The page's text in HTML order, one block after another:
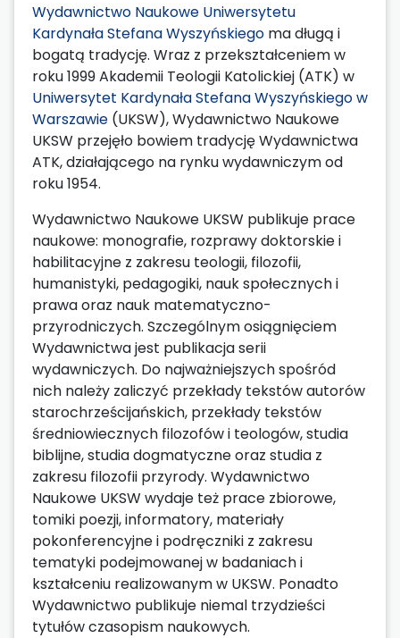
Wydawnictwo Naukowe Uniwersytetu
Kardynała Stefana Wyszyńskiego ma długą i
bogatą tradycję. Wraz z przekształceniem w
roku 1999 Akademii Teologii Katolickiej (ATK) w
Uniwersytet Kardynała Stefana Wyszyńskiego w
Warszawie (UKSW), Wydawnictwo Naukowe
UKSW przejęło bowiem tradycję Wydawnictwa
ATK, działającego na rynku wydawniczym od
roku 1954.
Wydawnictwo Naukowe UKSW publikuje prace
naukowe: monografie, rozprawy doktorskie i
habilitacyjne z zakresu teologii, filozofii,
humanistyki, pedagogiki, nauk społecznych i
prawa oraz nauk matematyczno-
przyrodniczych. Szczególnym osiągnięciem
Wydawnictwa jest publikacja serii
wydawniczych. Do najważniejszych spośród
nich należy zaliczyć przekłady tekstów autorów
starochrześcijańskich, przekłady tekstów
średniowiecznych filozofów i teologów, studia
biblijne, studia dogmatyczne oraz studia z
zakresu filozofii przyrody. Wydawnictwo
Naukowe UKSW wydaje też prace zbiorowe,
tomiki poezji, informatory, materiały
pokonferencyjne i podręczniki z zakresu
tematyki podejmowanej w badaniach i
kształceniu realizowanym w UKSW. Ponadto
Wydawnictwo publikuje niemal trzydzieści
tytułów czasopism naukowych.